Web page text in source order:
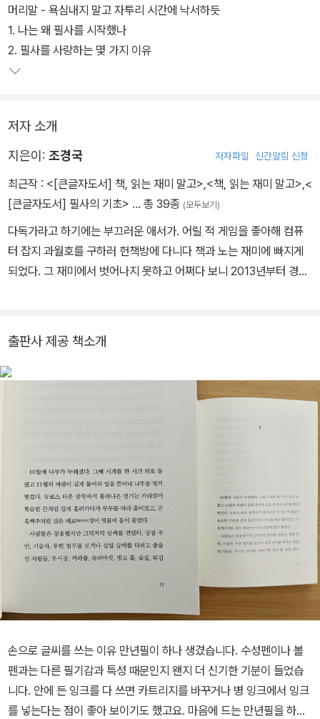
그렇게 한 번 더 글을 읽어 가는 맛을 즐거워하는 때가 오면, 펜을 쥔
손의 뻑뻑함도 굳힌 자세 때문에 오는 어깨의 뻐근함도 눈의 피로도
충실한 기분을 더해 주는 불편이 되지 않을까? 책의 말미에는 저자의
필사 도구를 소개한다. 소박하게 필사를 시작한 저자답게 누구나 쉽
머리말 - 욕심내지 말고 자투리 시간에 낙서하듯
1. 나는 왜 필사를 시작했나
2. 필사를 사랑하는 몇 가지 이유
저자 소개
지은이: 조경국 저자파일 신간알림 신청
최근작 : <[큰글자도서] 책, 읽는 재미 말고>,<책, 읽는 재미 말고>,<
[큰글자도서] 필사의 기초> … 총 39종 (모두보기)
다독가라고 하기에는 부끄러운 애서가. 어릴 적 게임을 좋아해 컴퓨
터 잡지 과월호를 구하러 헌책방에 다니다 책과 노는 재미에 빠지게
되었다. 그 재미에서 벗어나지 못하고 어쩌다 보니 2013년부터 경남
못했다. 먼 곳에 있는 서점이나 도서관을 목적지 삼아 여행하길 좋아
한다. 『책 정리하는 법』, 『오토바이로, 일본 책방』, 『아폴로 책방』 등
책이 주는 재미와 이어져 있는 책을 몇 권 쓰기도 했다.
출판사 제공 책소개
손으로 글씨를 쓰는 이유 만년필이 하나 생겼습니다. 수성펜이나 볼
펜과는 다른 필기감과 특성 때문인지 왠지 더 신기한 기분이 들었습
니다. 안에 든 잉크를 다 쓰면 카트리지를 바꾸거나 병 잉크에서 잉크
를 넣는다는 점이 좋아 보이기도 했고요. 마음에 드는 만년필을 하나